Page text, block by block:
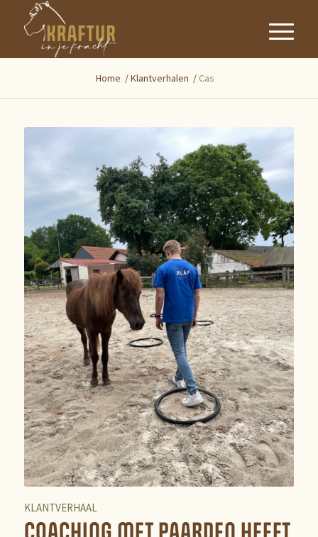
Home /Klantverhalen /Cas
KLANTVERHAAL
COACHING MET PAARDEN HEEFT